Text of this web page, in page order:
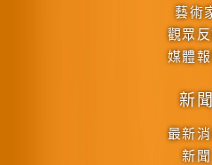
藝術
觀眾
媒體
新
最新
新聞